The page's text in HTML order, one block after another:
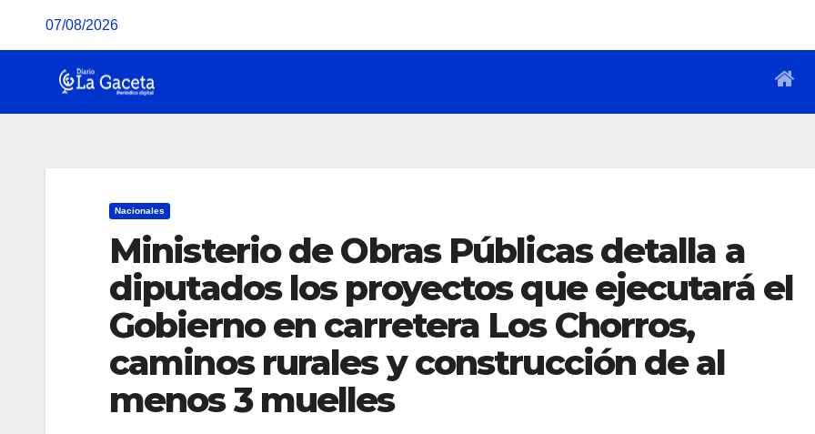
07/08/2026
Nacionales
Ministerio de Obras Públicas detalla a
diputados los proyectos que ejecutará el
Gobierno en carretera Los Chorros,
caminos rurales y construcción de al
menos 3 muelles